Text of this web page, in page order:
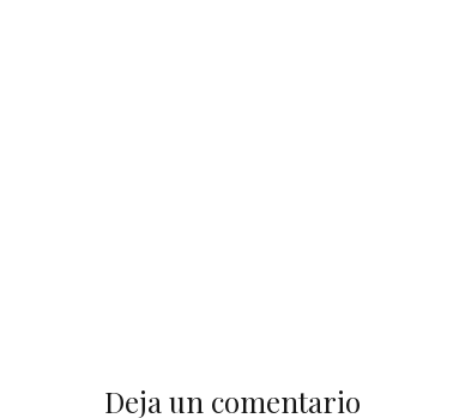
Deja un comentario